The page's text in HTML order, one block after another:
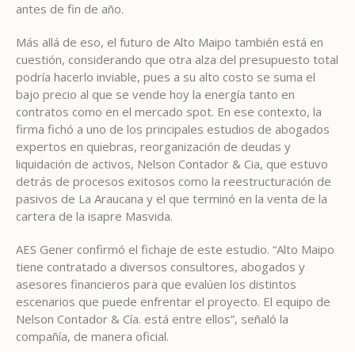
antes de fin de año.
Más allá de eso, el futuro de Alto Maipo también está en
cuestión, considerando que otra alza del presupuesto total
podría hacerlo inviable, pues a su alto costo se suma el
bajo precio al que se vende hoy la energía tanto en
contratos como en el mercado spot. En ese contexto, la
firma fichó a uno de los principales estudios de abogados
expertos en quiebras, reorganización de deudas y
liquidación de activos, Nelson Contador & Cia, que estuvo
detrás de procesos exitosos como la reestructuración de
pasivos de La Araucana y el que terminó en la venta de la
cartera de la isapre Masvida.
AES Gener confirmó el fichaje de este estudio. “Alto Maipo
tiene contratado a diversos consultores, abogados y
asesores financieros para que evalúen los distintos
escenarios que puede enfrentar el proyecto. El equipo de
Nelson Contador & Cía. está entre ellos”, señaló la
compañía, de manera oficial.